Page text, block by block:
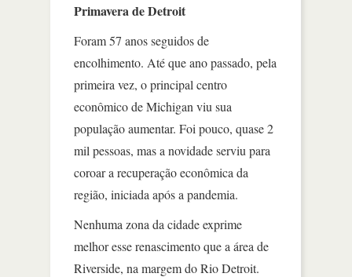
Primavera de Detroit
Foram 57 anos seguidos de
encolhimento. Até que ano passado, pela
primeira vez, o principal centro
econômico de Michigan viu sua
população aumentar. Foi pouco, quase 2
mil pessoas, mas a novidade serviu para
coroar a recuperação econômica da
região, iniciada após a pandemia.
Nenhuma zona da cidade exprime
melhor esse renascimento que a área de
Riverside, na margem do Rio Detroit.